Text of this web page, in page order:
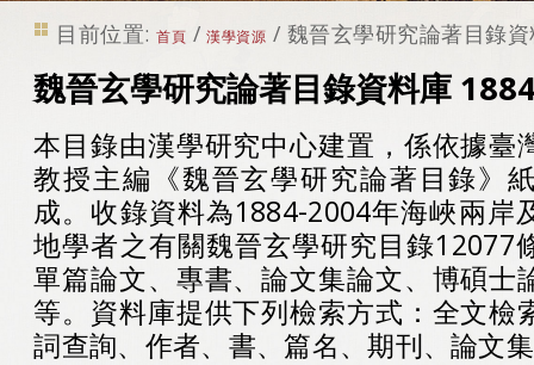
目前位置: 首頁 /漢學資源 / 魏晉玄學研究論著目錄
魏晉玄學研究論著目錄資料庫
本目錄由漢學研究中心建置，係依據臺
教授主編《魏晉玄學研究論著目錄》
成。收錄資料為1884-2004年海峽兩岸
地學者之有關魏晉玄學研究目錄12077
單篇論文、專書、論文集論文、博碩士
等。資料庫提供下列檢索方式：全文檢
詞查詢、作者、書、篇名、期刊、論文